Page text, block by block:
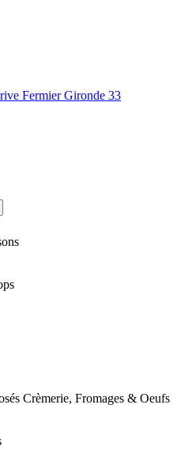
Fermier Gironde 33
Crèmerie, Fromages & Oeufs